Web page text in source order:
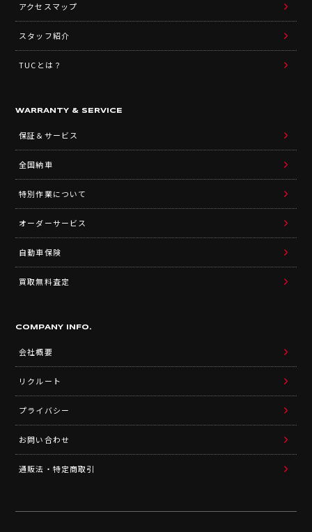
アクセスマップ
スタッフ紹介
TUCとは？
WARRANTY & SERVICE
保証＆サービス
全国納車
特別作業について
オーダーサービス
自動車保険
買取無料査定
COMPANY INFO.
会社概要
リクルート
プライバシー
お問い合わせ
通販法・特定商取引